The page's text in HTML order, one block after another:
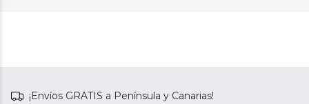
¡Envíos GRATIS a Península y Canarias!